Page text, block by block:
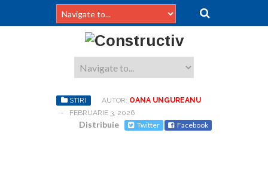
STIRI AUTOR: OANA UNGUREANU
-
FEBRUARIE 3, 2026
Distribuie Twitter Facebook